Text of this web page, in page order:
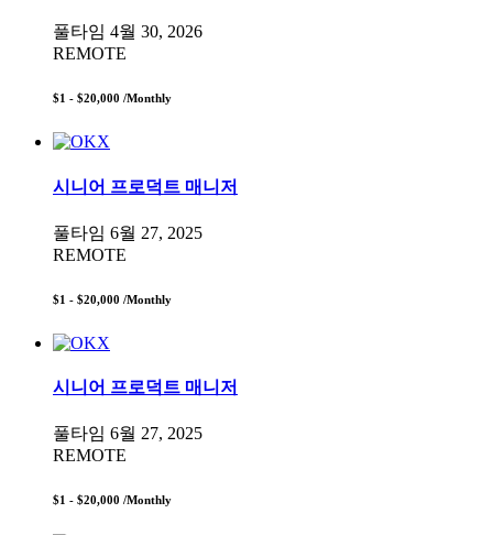
풀타임 4월 30, 2026
REMOTE
$1 - $20,000 /Monthly
시니어 프로덕트 매니저
풀타임 6월 27, 2025
REMOTE
$1 - $20,000 /Monthly
시니어 프로덕트 매니저
풀타임 6월 27, 2025
REMOTE
$1 - $20,000 /Monthly